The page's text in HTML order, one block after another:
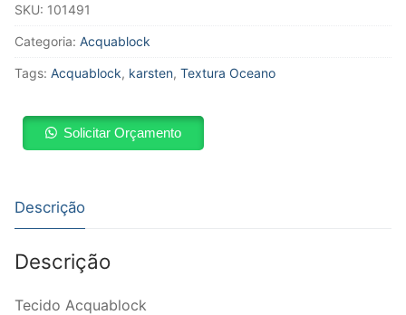
SKU: 101491
Categoria: Acquablock
Tags: Acquablock, karsten, Textura Oceano
Solicitar Orçamento
Descrição
Descrição
Tecido Acquablock